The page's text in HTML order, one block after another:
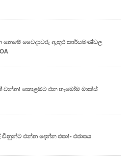
නෙමේ වෛද්‍යවරු ඇතුළු කාර්යමණ්ඩල
වන්න! කොළඹට එන හැමෝම මාක්ස්
එන්න දෙන්න එපා!- එජාපය